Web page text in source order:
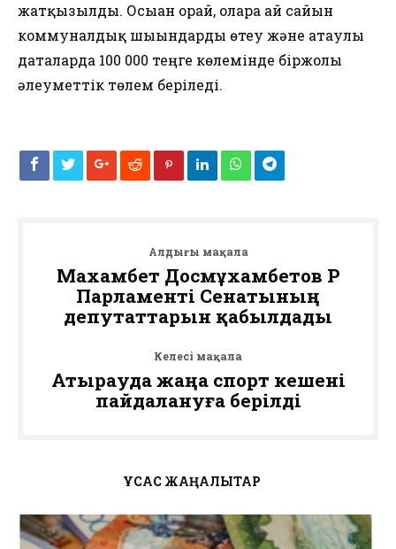
жатқызылды. Осыған орай, оларға ай сайын
коммуналдық шығындарды өтеу және атаулы
даталарда 100 000 теңге көлемінде біржолғы
әлеуметтік төлем беріледі.
Алдыңғы мақала
Махамбет Досмұхамбетов ҚР
Парламенті Сенатының
депутаттарын қабылдады
Келесі мақала
Атырауда жаңа спорт кешені
пайдалануға берілді
ҰҚСАС ЖАҢАЛЫҚТАР